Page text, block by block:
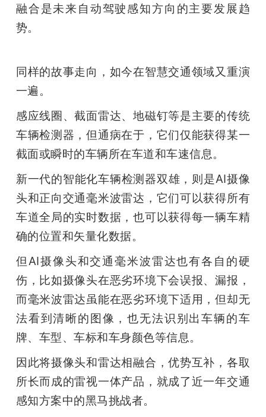
融合是未来自动驾驶感知方向的主要发展趋
势。
同样的故事走向，如今在智慧交通领域又重演
一遍。
感应线圈、截面雷达、地磁钉等是主要的传统
车辆检测器，但通病在于，它们仅能获得某一
截面或瞬时的车辆所在车道和车速信息。
新一代的智能化车辆检测器双雄，则是AI摄像
头和正向交通毫米波雷达，它们可以获得所有
车道全局的实时数据，也可以获得每一辆车精
确的位置和矢量化数据。
但AI摄像头和交通毫米波雷达也有各自的硬
伤，比如摄像头在恶劣环境下会误报、漏报，
而毫米波雷达虽能在恶劣环境下适用，但却无
法看到清晰的图像，也无法识别出车辆的车
牌、车型、车标和车身颜色等信息。
因此将摄像头和雷达相融合，优势互补，各取
所长而成的雷视一体产品，就成了近一年交通
感知方案中的黑马挑战者。